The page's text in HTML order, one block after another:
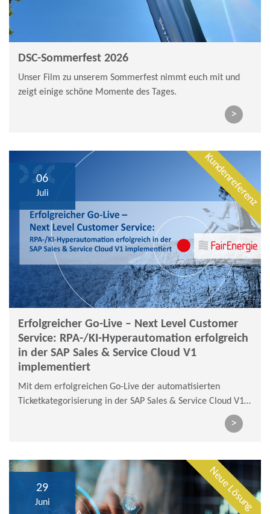
DSC-Sommerfest 2026
Unser Film zu unserem Sommerfest nimmt euch mit und
zeigt einige schöne Momente des Tages.
>
Kundenreferenz
06
Juli
Erfolgreicher Go-Live – Next Level Customer
Service: RPA-/KI-Hyperautomation erfolgreich
in der SAP Sales & Service Cloud V1
implementiert
Mit dem erfolgreichen Go-Live der automatisierten
Ticketkategorisierung in der SAP Sales & Service Cloud V1
hat die FairEnergie einen bedeutenden Schritt in Richtung
>
Neue Lösung
29
Juni